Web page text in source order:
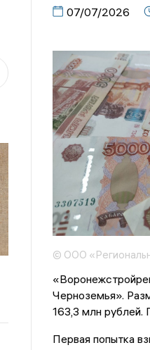
07/07/2026
© ООО
Черноземья».
163,3 млн рублей.
Первая попытка